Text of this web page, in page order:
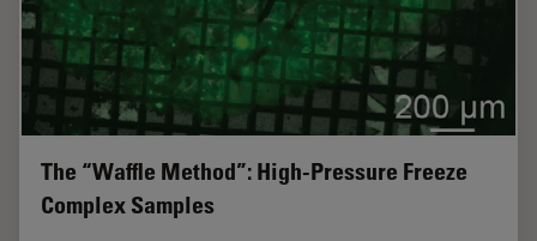
The “Waffle Method”: High-Pressure Freeze
Complex Samples